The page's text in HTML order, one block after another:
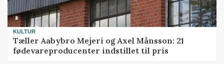
KULTUR
Tæller Aabybro Mejeri og Axel Månsson: 21
fødevareproducenter indstillet til pris